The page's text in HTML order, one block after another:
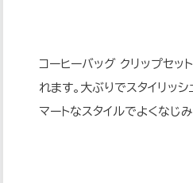
コーヒーバッグ クリップセッ
れます。大ぶりでスタイリッ
マートなスタイルでよくなじみ